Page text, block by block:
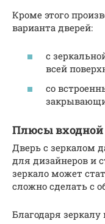
Кроме этого
варианта дверей:
с
всей
со
Плюсы входной
Дверь с зеркалом
для дизайнеров и
зеркало может
сложно сделать с
Благодаря